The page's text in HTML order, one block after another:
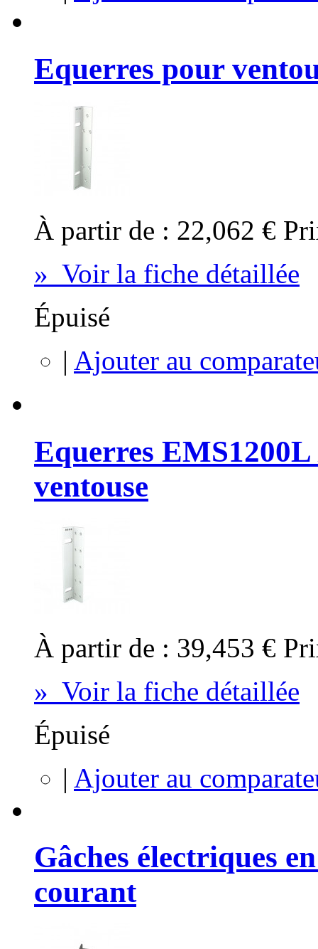
Equerres pour
À partir de : 22,062 €
» Voir la fiche détaillée
Épuisé
| Ajouter au
Equerres
ventouse
À partir de : 39,453 €
» Voir la fiche détaillée
Épuisé
| Ajouter au
Gâches électriques
courant